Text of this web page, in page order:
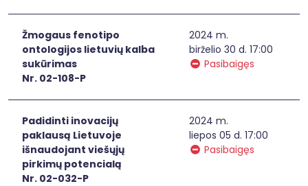
Žmogaus fenotipo
ontologijos lietuvių kalba
sukūrimas
Nr. 02-108-P
2024 m.
birželio 30 d. 17:00
Pasibaigęs
Padidinti inovacijų
paklausą Lietuvoje
išnaudojant viešųjų
pirkimų potencialą
Nr. 02-032-P
2024 m.
liepos 05 d. 17:00
Pasibaigęs